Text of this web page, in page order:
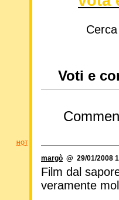
Voti e
margò @ 29/01/2008
Film dal
veramente
HOT